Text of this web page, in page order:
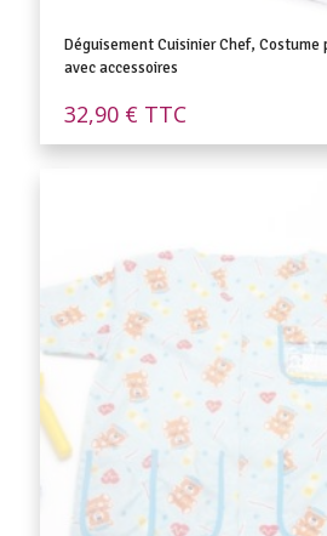
Déguisement Cuisinier Chef,
avec accessoires
32,90 € TTC